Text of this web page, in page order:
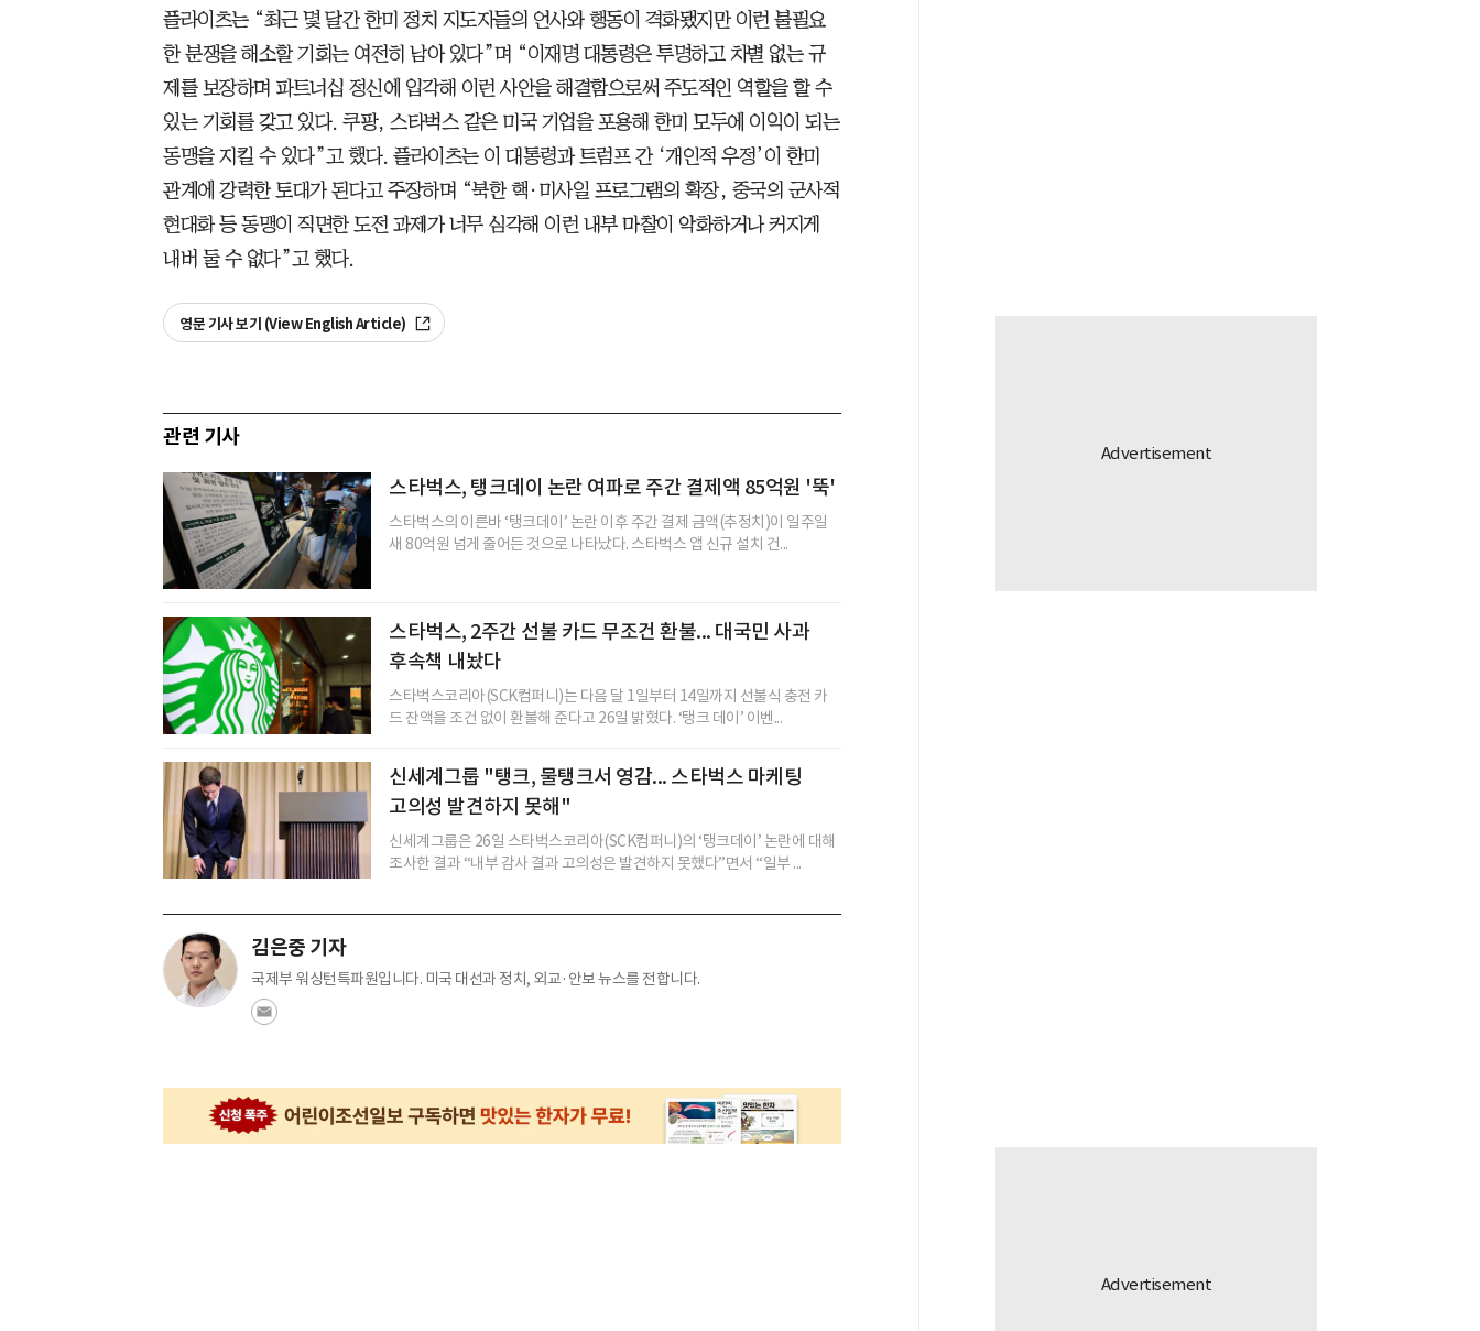
플라이츠는 “최근 몇 달간 한미 정치 지도자들의 언사와 행동이 격화됐지만 이런 불필요
한 분쟁을 해소할 기회는 여전히 남아 있다”며 “이재명 대통령은 투명하고 차별 없는 규
제를 보장하며 파트너십 정신에 입각해 이런 사안을 해결함으로써 주도적인 역할을 할 수
있는 기회를 갖고 있다. 쿠팡, 스타벅스 같은 미국 기업을 포용해 한미 모두에 이익이 되는
동맹을 지킬 수 있다”고 했다. 플라이츠는 이 대통령과 트럼프 간 ‘개인적 우정’이 한미
관계에 강력한 토대가 된다고 주장하며 “북한 핵·미사일 프로그램의 확장, 중국의 군사적
현대화 등 동맹이 직면한 도전 과제가 너무 심각해 이런 내부 마찰이 악화하거나 커지게
내버 둘 수 없다”고 했다.
영문 기사 보기 (View English Article)
관련 기사
스타벅스, 탱크데이 논란 여파로 주간 결제액 85억원 '뚝'
스타벅스의 이른바 ‘탱크데이’ 논란 이후 주간 결제 금액(추정치)이 일주일
새 80억원 넘게 줄어든 것으로 나타났다. 스타벅스 앱 신규 설치 건...
스타벅스, 2주간 선불 카드 무조건 환불... 대국민 사과
후속책 내놨다
스타벅스코리아(SCK컴퍼니)는 다음 달 1일부터 14일까지 선불식 충전 카
드 잔액을 조건 없이 환불해 준다고 26일 밝혔다. ‘탱크 데이’ 이벤...
신세계그룹 "탱크, 물탱크서 영감... 스타벅스 마케팅
고의성 발견하지 못해"
신세계그룹은 26일 스타벅스코리아(SCK컴퍼니)의 ‘탱크데이’ 논란에 대해
조사한 결과 “내부 감사 결과 고의성은 발견하지 못했다”면서 “일부 ...
김은중 기자
국제부 워싱턴특파원입니다. 미국 대선과 정치, 외교·안보 뉴스를 전합니다.